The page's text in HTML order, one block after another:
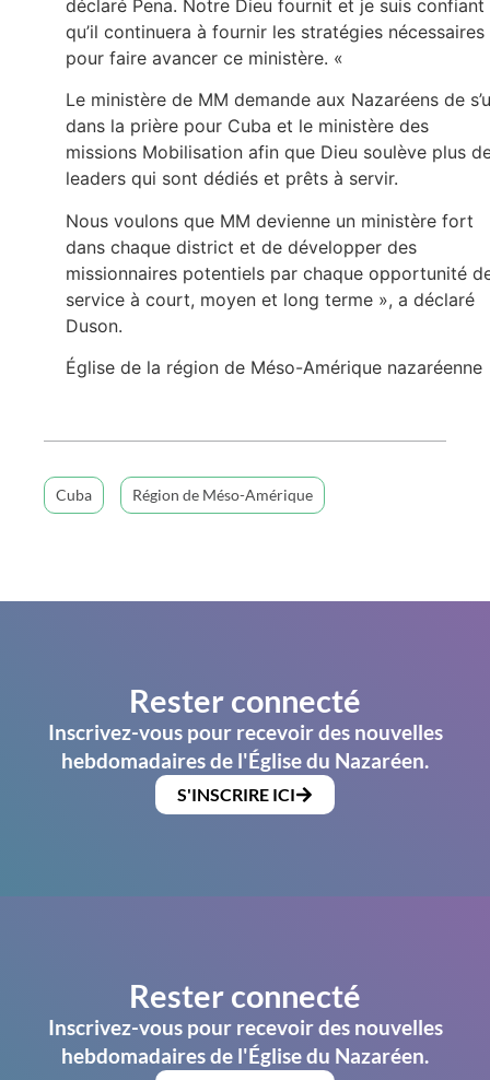
déclaré Pena. Notre Dieu fournit et je suis confiant
qu’il continuera à fournir les stratégies nécessaires
pour faire avancer ce ministère. «
Le ministère de MM demande aux Nazaréens de
dans la prière pour Cuba et le ministère des
missions Mobilisation afin que Dieu soulève plus
leaders qui sont dédiés et prêts à servir.
Nous voulons que MM devienne un ministère fort
dans chaque district et de développer des
missionnaires potentiels par chaque opportunité
service à court, moyen et long terme », a déclaré
Duson.
Église de la région de Méso-Amérique nazaréenne
Cuba Région de Méso-Amérique
Rester connecté
Inscrivez-vous pour recevoir des nouvelles
hebdomadaires de l'Église du Nazaréen.
S'INSCRIRE ICI
Rester connecté
Inscrivez-vous pour recevoir des nouvelles
hebdomadaires de l'Église du Nazaréen.